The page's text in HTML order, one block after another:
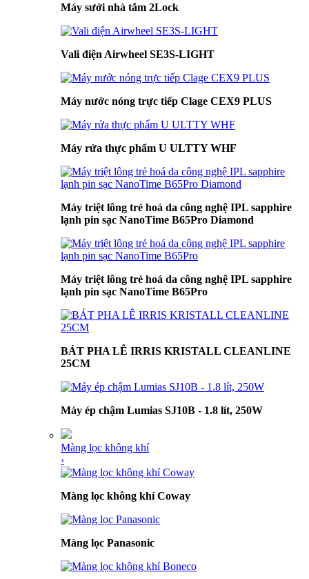
Máy sưởi nhà tắm 2Lock
Vali điện Airwheel SE3S-LIGHT
Máy nước nóng trực tiếp Clage CEX9 PLUS
Máy rửa thực phẩm U ULTTY WHF
Máy triệt lông trẻ hoá da công nghệ IPL sapphire
lạnh pin sạc NanoTime B65Pro Diamond
Máy triệt lông trẻ hoá da công nghệ IPL sapphire
lạnh pin sạc NanoTime B65Pro
BÁT PHA LÊ IRRIS KRISTALL CLEANLINE
25CM
Máy ép chậm Lumias SJ10B - 1.8 lít, 250W
Màng lọc không khí
›
Màng lọc không khí Coway
Màng lọc Panasonic